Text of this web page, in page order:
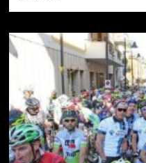
su
Giro
d’Italia,
arrivo
della
9a
tappa
in
Abruzzo